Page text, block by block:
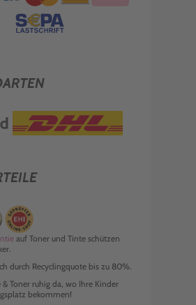
auf Toner und Tinte schützen
durch Recyclingquote bis zu 80%.
& Toner ruhig da, wo Ihre Kinder
bekommen!